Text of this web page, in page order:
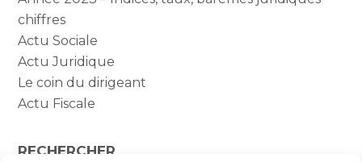
chiffres
Actu Sociale
Actu Juridique
Le coin du dirigeant
Actu Fiscale
RECHERCHER